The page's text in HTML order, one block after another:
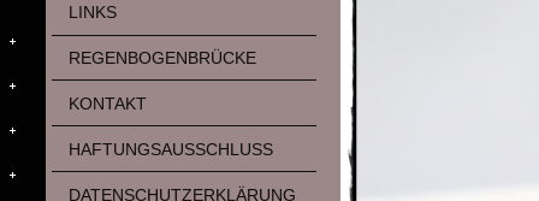
LINKS
REGENBOGENBRÜCKE
KONTAKT
HAFTUNGSAUSSCHLUSS
DATENSCHUTZERKLÄRUNG